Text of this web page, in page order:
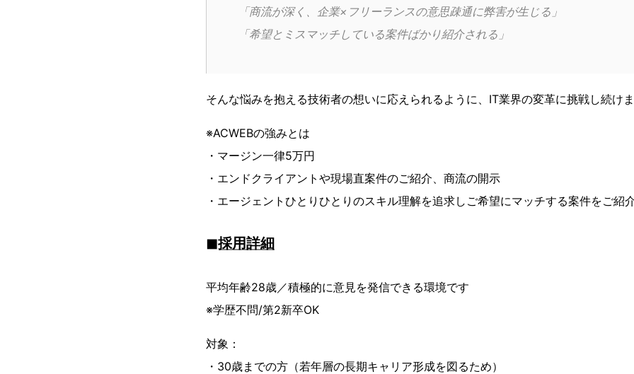
「商流が深く、企業×フリーランスの意思疎通に弊害が生じる」
「希望とミスマッチしている案件ばかり紹介される」
そんな悩みを抱える技術者の想いに応えられるように、IT業界の変革に挑戦し続けま
※ACWEBの強みとは
・マージン一律5万円
・エンドクライアントや現場直案件のご紹介、商流の開示
・エージェントひとりひとりのスキル理解を追求しご希望にマッチする案件をご紹
◼︎採用詳細
平均年齢28歳／積極的に意見を発信できる環境です
※学歴不問/第2新卒OK
対象：
・30歳までの方（若年層の長期キャリア形成を図るため）